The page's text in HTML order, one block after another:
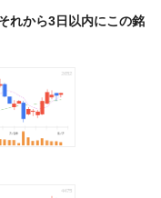
れから3日以内にこの銘